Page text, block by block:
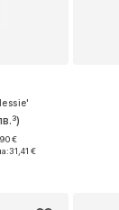
€
31,41 €